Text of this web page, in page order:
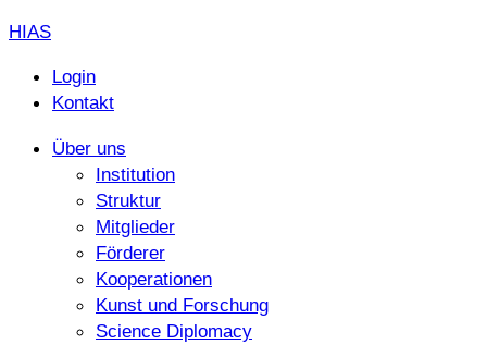
HIAS
Login
Kontakt
Über uns
Institution
Struktur
Mitglieder
Förderer
Kooperationen
Kunst und Forschung
Science Diplomacy